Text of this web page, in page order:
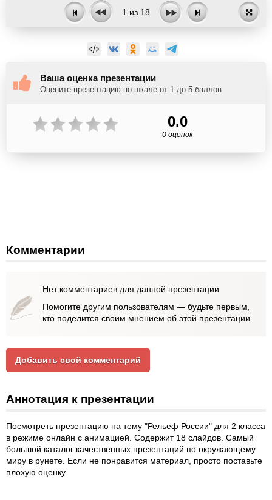
1 из 18
Ваша оценка презентации
Оцените презентацию по шкале от 1 до 5 баллов
0.0
0 оценок
Комментарии
Нет комментариев для данной презентации
Помогите другим пользователям — будьте первым,
кто поделится своим мнением об этой презентации.
Добавить свой комментарий
Аннотация к презентации
Посмотреть презентацию на тему "Рельеф России" для 2 класса
в режиме онлайн с анимацией. Содержит 18 слайдов. Самый
большой каталог качественных презентаций по окружающему
миру в рунете. Если не понравится материал, просто поставьте
плохую оценку.